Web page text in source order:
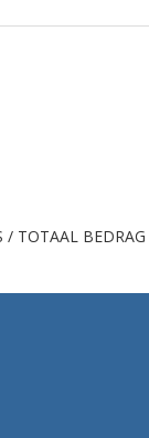
/ TOTAAL BEDRAG